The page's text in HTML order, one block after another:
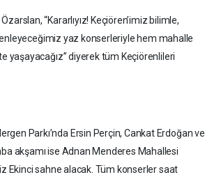
“Kararlıyız! Keçiören’imiz bilimle,
yaz konserleriyle hem mahalle
yaşayacağız” diyerek tüm Keçiörenlileri
Parkı’nda Ersin Perçin, Cankat Erdoğan ve
akşamı ise Adnan Menderes Mahallesi
Ekinci sahne alacak. Tüm konserler saat